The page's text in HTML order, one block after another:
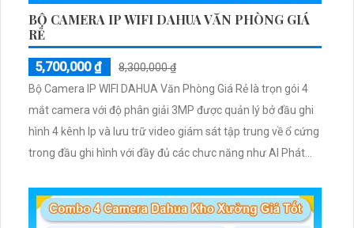
BỘ CAMERA IP WIFI DAHUA VĂN PHÒNG GIÁ
RẺ
5,700,000 ₫
8,300,000 ₫
Bộ Camera IP WIFI DAHUA Văn Phòng Giá Rẻ là trọn gói 4
mắt camera với độ phân giải 3MP được quản lý bở đầu ghi
hình 4 kênh Ip và lưu trữ video giám sát tập trung về ổ cứng
trong đầu ghi hình với đầy đủ các chưc năng như AI Phát
có màu vào ban đêm